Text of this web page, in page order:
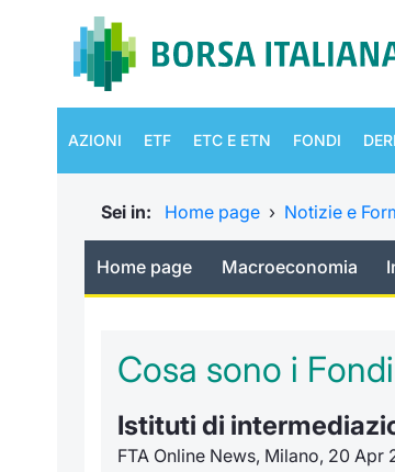
AZIONI ETF ETC E ETN FONDI
Sei in: Home page › Notizie e
Home page Macroeconomia
Cosa sono i
Istituti di
FTA Online News, Milano, 20 Apr